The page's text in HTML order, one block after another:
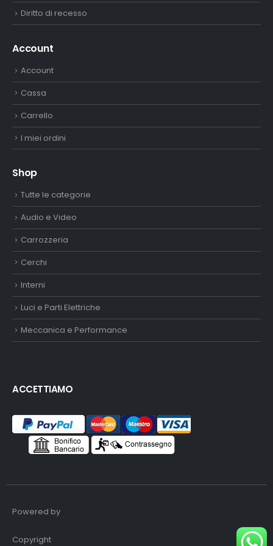
Diritto di recesso
Account
Account
Cassa
Carrello
I miei ordini
Shop
Tutte le categorie
Audio e Video
Carrozzeria
Cerchi
Interni
Luci e Parti Elettriche
Meccanica e Performance
ACCETTIAMO
Powered by
Copyright